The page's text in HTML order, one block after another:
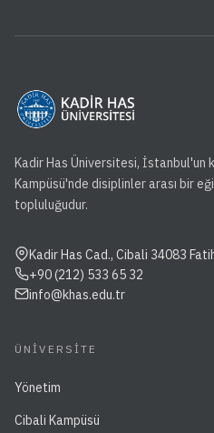
Kadir Has Üniversitesi, İstanbul'un
Kampüsü'nde disiplinler arası bir
topluluğudur.
Kadir Has Cad., Cibali 34083
+90 (212) 533 65 32
info@khas.edu.tr
ÜNIVERSITE
Yönetim
Cibali Kampüsü